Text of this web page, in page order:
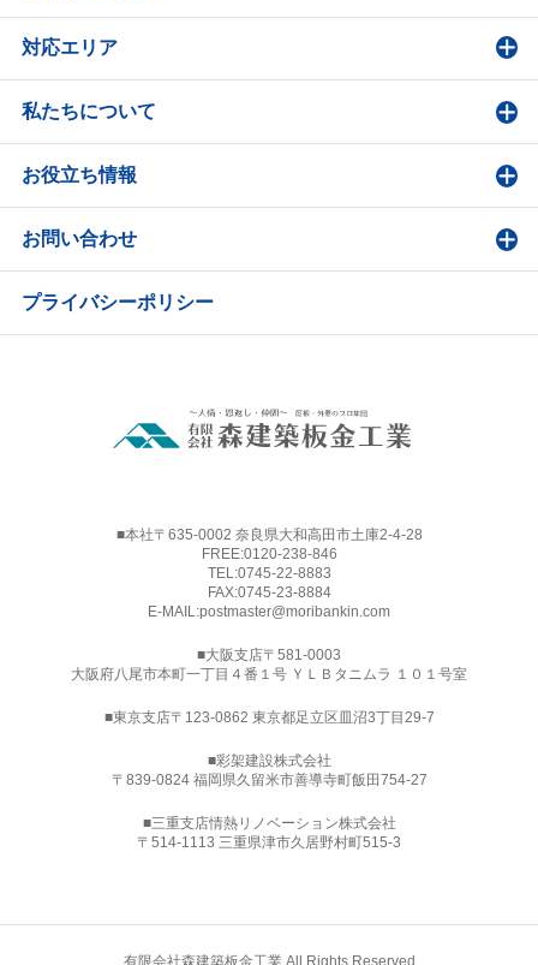
対応エリア
私たちについて
お役立ち情報
お問い合わせ
プライバシーポリシー
■本社〒635-0002 奈良県大和高田市土庫2-4-28
FREE:0120-238-846
TEL:0745-22-8883
FAX:0745-23-8884
E-MAIL:postmaster@moribankin.com
■大阪支店〒581-0003
大阪府八尾市本町一丁目４番１号 ＹＬＢタニムラ １０１号室
■東京支店〒123-0862 東京都足立区皿沼3丁目29-7
■彩架建設株式会社
〒839-0824 福岡県久留米市善導寺町飯田754-27
■三重支店情熱リノベーション株式会社
〒514-1113 三重県津市久居野村町515-3
有限会社森建築板金工業 All Rights Reserved